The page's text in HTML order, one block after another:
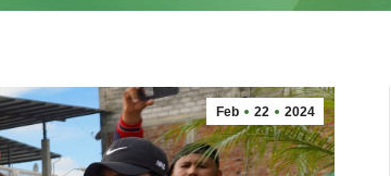
Feb 22 2024